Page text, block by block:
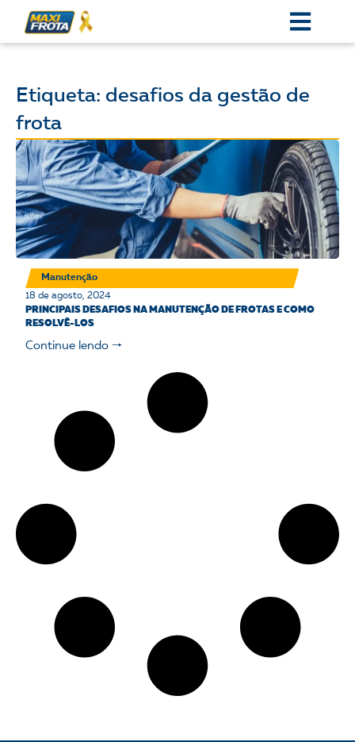
Etiqueta: desafios da gestão de
frota
Manutenção
18 de agosto, 2024
PRINCIPAIS DESAFIOS NA MANUTENÇÃO DE FROTAS E COMO
RESOLVÊ-LOS
Continue lendo 🠒